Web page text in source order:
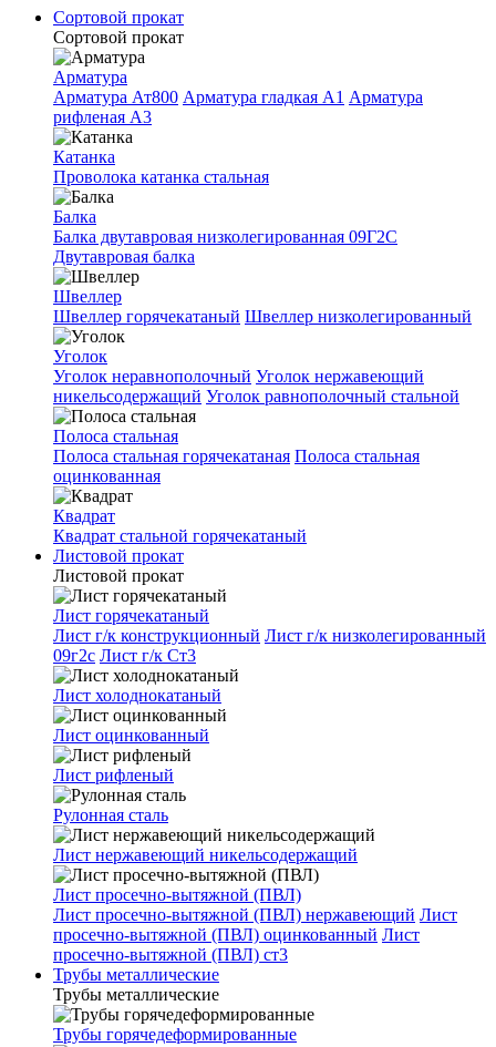
Сортовой прокат
Сортовой прокат
Арматура
Арматура Ат800 Арматура гладкая A1 Арматура
рифленая A3
Катанка
Проволока катанка стальная
Балка
Балка двутавровая низколегированная 09Г2С
Двутавровая балка
Швеллер
Швеллер горячекатаный Швеллер низколегированный
Уголок
Уголок неравнополочный Уголок нержавеющий
никельсодержащий Уголок равнополочный стальной
Полоса стальная
Полоса стальная горячекатаная Полоса стальная
оцинкованная
Квадрат
Квадрат стальной горячекатаный
Листовой прокат
Листовой прокат
Лист горячекатаный
Лист г/к конструкционный Лист г/к низколегированный
09г2с Лист г/к Ст3
Лист холоднокатаный
Лист оцинкованный
Лист рифленый
Рулонная сталь
Лист нержавеющий никельсодержащий
Лист просечно-вытяжной (ПВЛ)
Лист просечно-вытяжной (ПВЛ) нержавеющий Лист
просечно-вытяжной (ПВЛ) оцинкованный Лист
просечно-вытяжной (ПВЛ) ст3
Трубы металлические
Трубы металлические
Трубы горячедеформированные